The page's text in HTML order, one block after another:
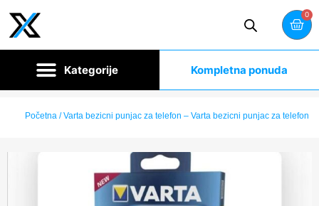
0
Kompletna ponuda
Početna/ Varta bezicni punjac za telefon – Varta bezicni punjac za telefon